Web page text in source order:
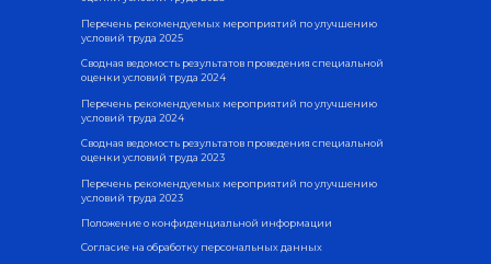
Сводная ведомость результатов проведения специальной
оценки условий труда 2023
Положение о конфиденциальной информации
Согласие на обработку персональных данных
Перечень рекомендуемых мероприятий по улучшению
условий труда 2023
Сводная ведомость результатов проведения специальной
оценки условий труда 2024
Перечень рекомендуемых мероприятий по улучшению
условий труда 2024
Перечень рекомендуемых мероприятий по улучшению
условий труда 2025